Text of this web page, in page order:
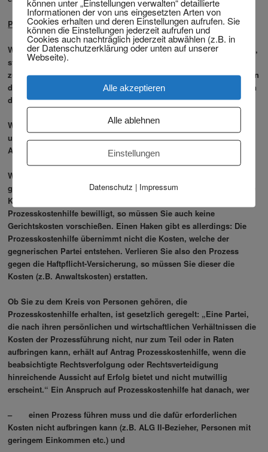
Prozesskostenhilfe
Wenn Sie nur über ein geringes monatliches Einkommen verfügen,
stehen Ihnen staatliche Leistungen zur Bezahlung eines Anwalts
zur Verfügung. Für den außergerichtlich beauftragen Anwaltskosten
die sogenannte Beratungshilfe und für den gerichtlich beauftragten
die Prozesskostenhilfe.
Wenn Sie „bedürftig“ im Sinne des Gesetzes sind, können Sie
unter bestimmten Voraussetzungen Prozesskostenhilfe in
Anspruch nehmen.
Wurde Ihnen Prozesskostenhilfe bewilligt wird, sind Sie entweder
ganz von Gerichts- und Anwaltskosten befreit oder Sie müssen die
Kosten durch monatliche Raten aufbringen. Wird
Prozesskostenhilfe bewilligt, so müssen Sie auch keine
Gerichtskosten vorschießen. Einen Haken gibt es allerdings: Die
Prozesskostenhilfe übernimmt nicht die Kosten, welche der
gegnerischen Partei entstehen. Verlieren Sie also den Prozess
gegen die Haftpflicht-Versicherung, so müssen Sie dieser die
Kosten (z.B. Anwaltskosten) erstatten.
Ob Sie zu dem Kreis von Personen gehören, die
Prozesskostenhilfe erhalten, ist gesetzlich geregelt: „Eine Partei,
die nach ihren persönlichen und wirtschaftlichen Verhältnissen die
Kosten der Prozessführung nicht, nur zum Teil oder in Raten
aufbringen kann, erhält auf Antrag Prozesskostenhilfe, wenn die
beabsichtigte Rechtsverfolgung oder Rechtsverteidigung
hinreichende Aussicht auf Erfolg bietet und nicht mutwillig
erscheint.“ Ein Anspruch auf Prozesskostenhilfe hat danach, wer
– einen Prozess führen muss und die dafür erforderlichen
Kosten nicht aufbringen kann (z.B. ALG II-Bezieher, Personen mit
geringem Einkommen etc.) und
Informationen der von uns eingesetzten Arten von
Cookies erhalten und deren Einstellungen aufrufen. Sie
können die Einstellungen jederzeit aufrufen und
Cookies auch nachträglich jederzeit abwählen (z.B. in
der Datenschutzerklärung oder unten auf unserer
Webseite).
Alle akzeptieren
Alle ablehnen
Einstellungen
Datenschutz | Impressum